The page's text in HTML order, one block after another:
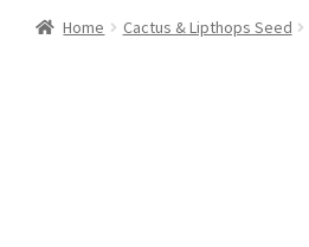
Home Cactus & Lipthops Seed